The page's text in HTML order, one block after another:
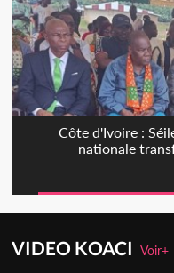
Côte d'Ivoire :
nationale
VIDEO KOACIVoir+